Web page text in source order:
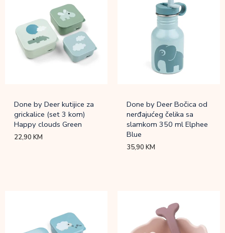
Done by Deer kutijice za
grickalice (set 3 kom)
Happy clouds Green
22,90KM
Done by Deer Bočica od
nerđajućeg čelika sa
slamkom 350 ml Elphee
Blue
35,90KM